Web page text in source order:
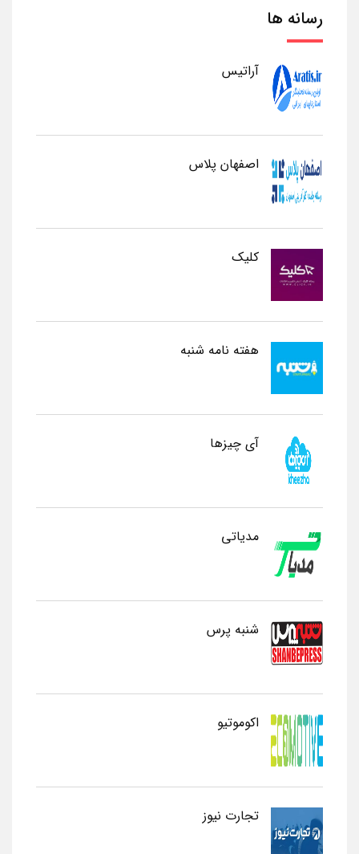
رسانه ها
آراتیس
اصفهان پلاس
کلیک
هفته نامه شنبه
آی چیزها
مدیاتی
شنبه پرس
اکوموتیو
تجارت نیوز